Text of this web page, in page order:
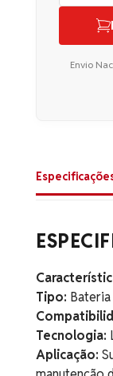
Envio
Tipo:
Tecnologia:
Aplicação: